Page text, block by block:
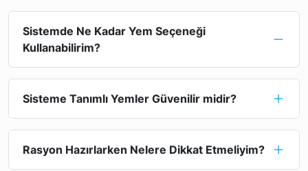
Sistemde Ne Kadar Yem Seçeneği
Kullanabilirim?
Sisteme Tanımlı Yemler Güvenilir midir?
Rasyon Hazırlarken Nelere Dikkat Etmeliyim?